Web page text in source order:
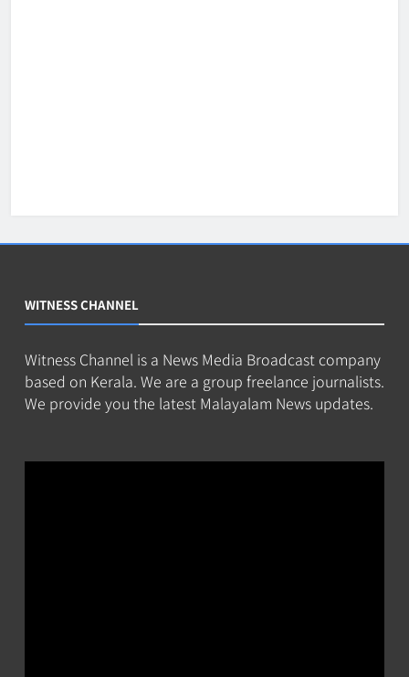
WITNESS CHANNEL
Witness Channel is a News Media Broadcast company
based on Kerala. We are a group freelance journalists.
We provide you the latest Malayalam News updates.